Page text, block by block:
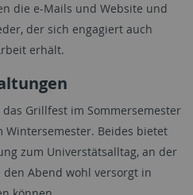
die e-Mails und Website und
der sich engagiert auch
erhält.
Grillfest im Sommersemester
Wintersemester. Beides bietet
zum Universtätsalltag, an der
Abend wohl versorgt in